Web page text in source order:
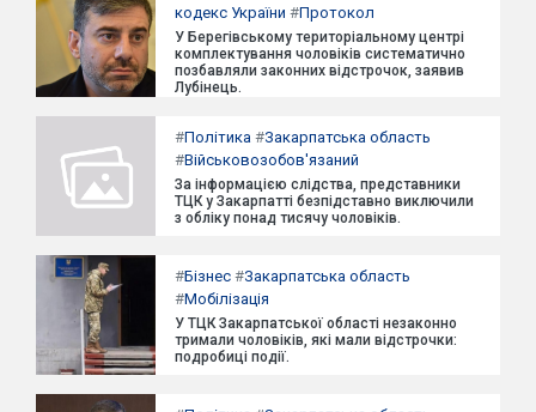
кодекс України #Протокол
У Берегівському територіальному центрі
комплектування чоловіків систематично
позбавляли законних відстрочок, заявив
Лубінець.
#Політика #Закарпатська область
#Військовозобов'язаний
За інформацією слідства, представники
ТЦК у Закарпатті безпідставно виключили
з обліку понад тисячу чоловіків.
#Бізнес #Закарпатська область
#Мобілізація
У ТЦК Закарпатської області незаконно
тримали чоловіків, які мали відстрочки:
подробиці події.